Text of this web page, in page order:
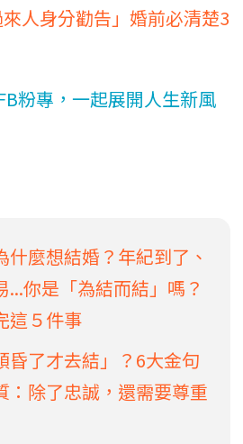
人身分勸告」婚前必清楚3
粉專，一起展開人生新風
什麼想結婚？年紀到了、
...你是「為結而結」嗎？
這５件事
昏了才去結」？6大金句
：除了忠誠，還需要尊重